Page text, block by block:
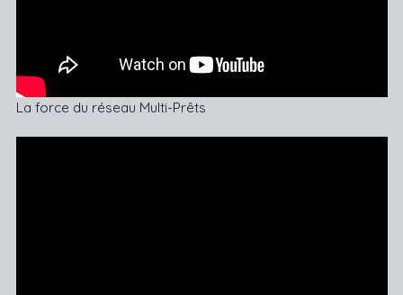
La force du réseau Multi-Prêts